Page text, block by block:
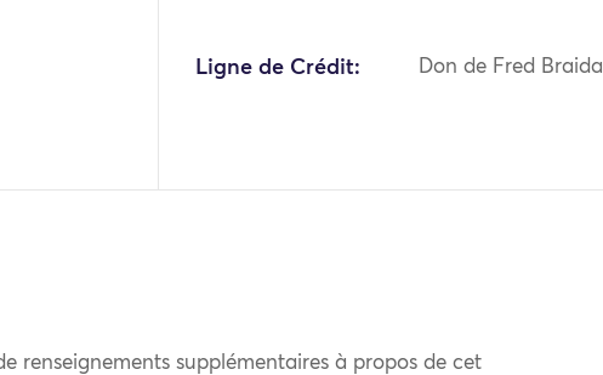
Ligne de Crédit: Don de Fred Braida
renseignements supplémentaires à propos de cet